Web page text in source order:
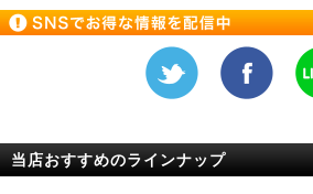
当店おすすめのラインナップ